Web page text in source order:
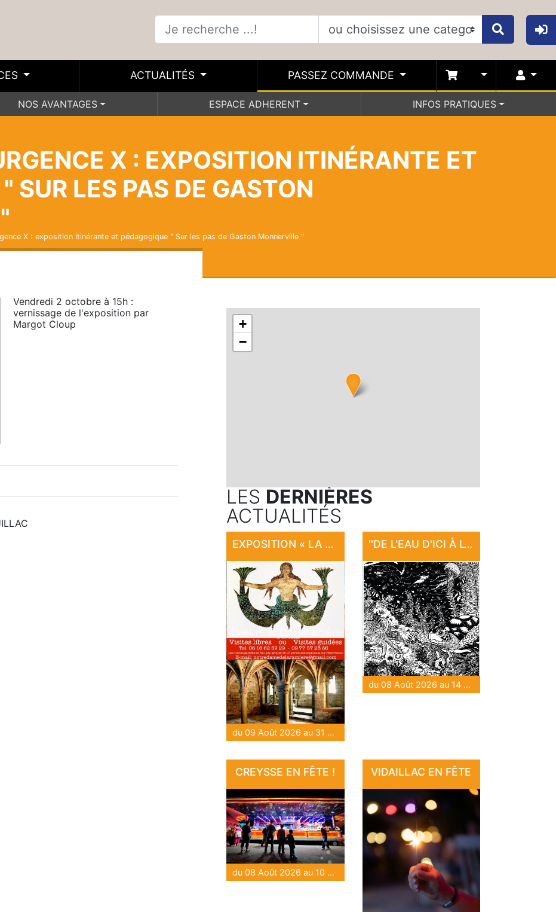
ACTUALITÉS PASSEZ COMMANDE
NOS AVANTAGES ESPACE ADHERENT INFOS PRATIQUES
X : EXPOSITION ITINÉRANTE ET
SUR LES PAS DE GASTON
X : exposition itinérante et pédagogique " Sur les pas de Gaston Monnerville "
Vendredi 2 octobre à 15h :
vernissage de l'exposition par
Margot Cloup
+
−
LES DERNIÈRES
ACTUALITÉS
EXPOSITION « LA LÉGENDE DES SIRÈNES DE LARAMIÈRE »
du 09 Août 2026 au 31 Août 2026
''DE L'EAU D'ICI À L'EAU DE LÀ'' : EXPOSITION "SANCTUAIRE"
du 08 Août 2026 au 14 Août 2026
CREYSSE EN FÊTE !
du 08 Août 2026 au 10 Août 2026
VIDAILLAC EN FÊTE